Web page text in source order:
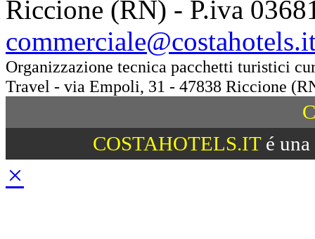
Riccione (RN) - P.iva
Organizzazione tecnica pacchetti turistici
Travel - via Empoli, 31 - 47838 Riccione
COSTAHOTELS.ITé una
×